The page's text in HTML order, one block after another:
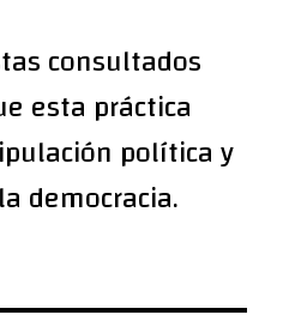
consultados
esta práctica
política y
democracia.